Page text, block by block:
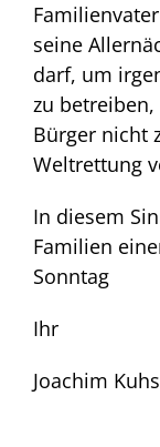
seine
darf, um
zu
Bürger nicht
Weltrettung
In diesem
Familien
Sonntag
Ihr
Joachim Kuhs